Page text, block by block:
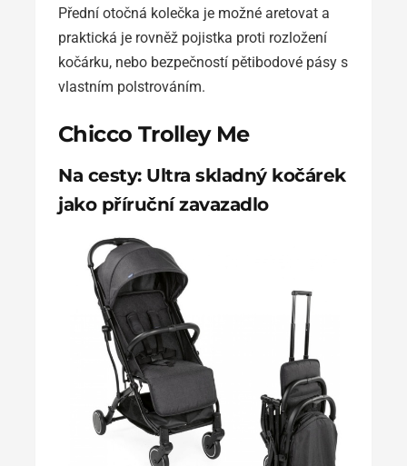
Přední otočná kolečka je možné aretovat a
praktická je rovněž pojistka proti rozložení
kočárku, nebo bezpečností pětibodové pásy s
vlastním polstrováním.
Chicco Trolley Me
Na cesty: Ultra skladný kočárek
jako příruční zavazadlo